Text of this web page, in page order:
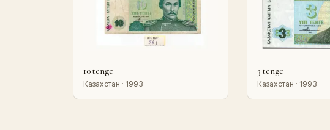
10 tenge
Казахстан · 1993
3 tenge
Казахстан · 1993